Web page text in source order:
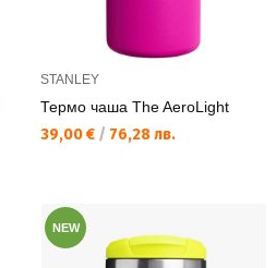
STANLEY
Термо чаша The AeroLight
Текуща цена:
39,00 € / 76,28 лв.
NEW